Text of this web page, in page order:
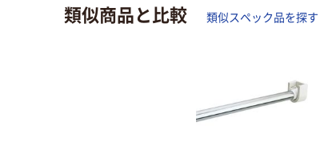
類似商品と比較 類似スペック品を探す